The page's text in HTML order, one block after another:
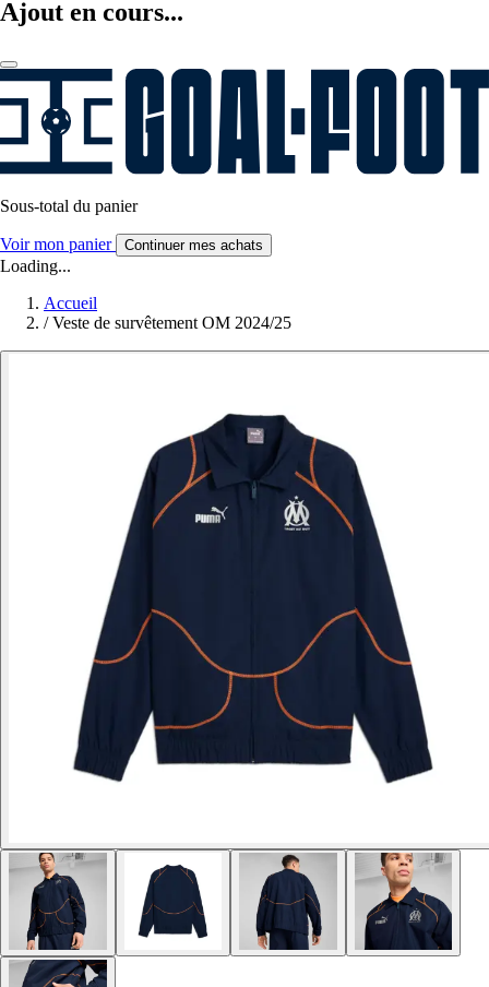
Ajout en cours...
Sous-total du panier
Voir mon panier Continuer mes achats
Loading...
Accueil
/ Veste de survêtement OM 2024/25